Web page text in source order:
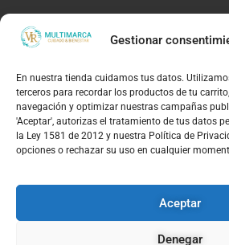
Gestionar
En nuestra tienda cuidamos tus datos.
terceros para recordar los productos de tu
navegación y optimizar nuestras campañas
'Aceptar', autorizas el tratamiento de tus datos
la Ley 1581 de 2012 y nuestra Política de
opciones o rechazar su uso en cualquier
Aceptar
Denegar
Privacidad y Tratamiento
Política de privacidad y
Autorización de contacto,
comunicaciones comerciales
Política de cookies
Términos Legales y
Política de PQRS y atención al